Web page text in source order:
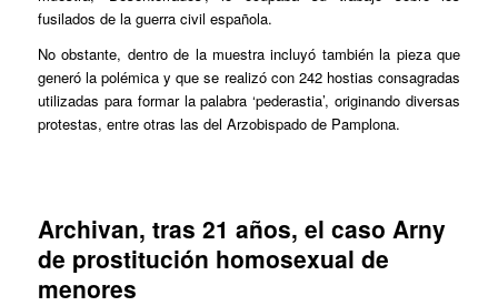
fusilados de la guerra civil española.
No obstante, dentro de la muestra incluyó también la pieza que
generó la polémica y que se realizó con 242 hostias consagradas
utilizadas para formar la palabra ‘pederastia’, originando diversas
protestas, entre otras las del Arzobispado de Pamplona.
Archivan, tras 21 años, el caso Arny
de prostitución homosexual de
menores